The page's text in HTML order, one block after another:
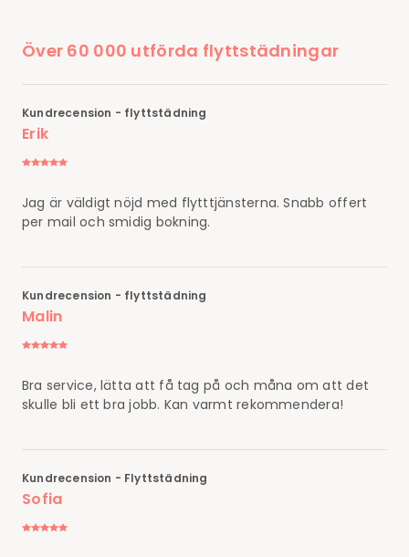
Över 60 000 utförda flyttstädningar
Kundrecension - flyttstädning
Erik
Jag är väldigt nöjd med flytttjänsterna. Snabb offert
per mail och smidig bokning.
Kundrecension - flyttstädning
Malin
Bra service, lätta att få tag på och måna om att det
skulle bli ett bra jobb. Kan varmt rekommendera!
Kundrecension - Flyttstädning
Sofia